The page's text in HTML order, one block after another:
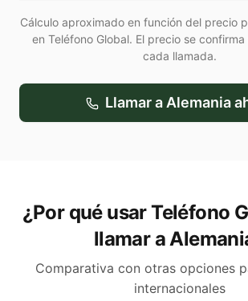
Cálculo aproximado en función del precio
en Teléfono Global. El precio se
cada llamada.
Llamar a Alemania
¿Por qué usar Teléfono
llamar a
Comparativa con otras opciones
internacionales